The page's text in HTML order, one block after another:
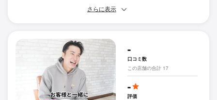
さらに表示
-
口コミ数
この店舗の合計 17
-
評価